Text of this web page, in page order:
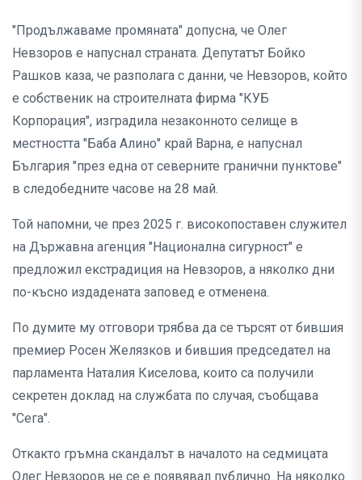
"Продължаваме промяната" допусна, че Олег
Невзоров е напуснал страната. Депутатът Бойко
Рашков каза, че разполага с данни, че Невзоров, който
е собственик на строителната фирма "КУБ
Корпорация", изградила незаконното селище в
местността "Баба Алино" край Варна, е напуснал
България "през една от северните гранични пунктове"
в следобедните часове на 28 май.
Той напомни, че през 2025 г. високопоставен служител
на Държавна агенция "Национална сигурност" е
предложил екстрадиция на Невзоров, а няколко дни
по-късно издадената заповед е отменена.
По думите му отговори трябва да се търсят от бившия
премиер Росен Желязков и бившия председател на
парламента Наталия Киселова, които са получили
секретен доклад на службата по случая, съобщава
"Сега".
Откакто гръмна скандалът в началото на седмицата
Олег Невзоров не се е появявал публично. На няколко